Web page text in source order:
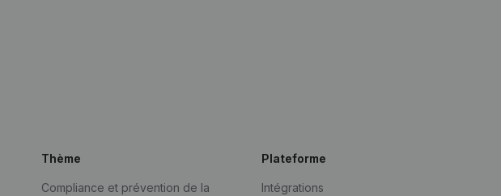
Thème
Compliance et prévention de la
Plateforme
Intégrations